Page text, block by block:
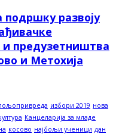
подршку развоју
и предузетништва
и Метохија
избори 2019 нова
Канцеларија за младе
косово најбољи ученици дан